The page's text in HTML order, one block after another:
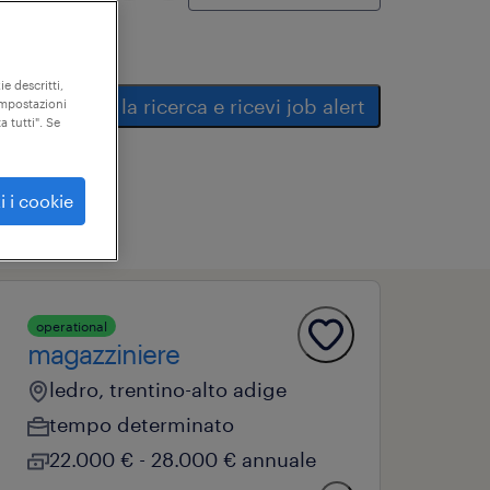
salva la ricerca e ricevi job alert
operational
magazziniere
ledro, trentino-alto adige
tempo determinato
22.000 € - 28.000 € annuale
descritti,
tutti". Se
i cookie